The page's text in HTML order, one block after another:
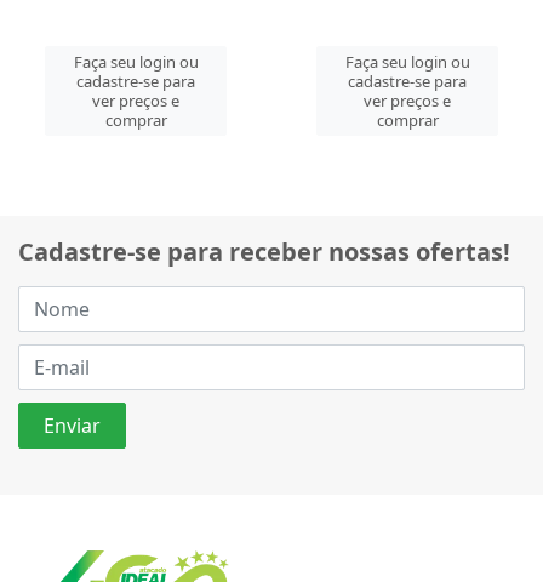
Faça seu login ou
cadastre-se para
ver preços e
comprar
Faça seu login ou
cadastre-se para
ver preços e
comprar
Cadastre-se para receber nossas ofertas!